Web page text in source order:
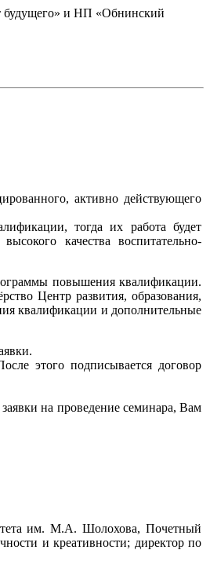
будущего» и НП «Обнинский
активно действующего
тогда их работа будет
качества воспитательно-
повышения квалификации.
Центр развития, образования,
квалификации и дополнительные
этого подписывается договор
на проведение семинара, Вам
им. М.А. Шолохова, Почетный
и креативности; директор по